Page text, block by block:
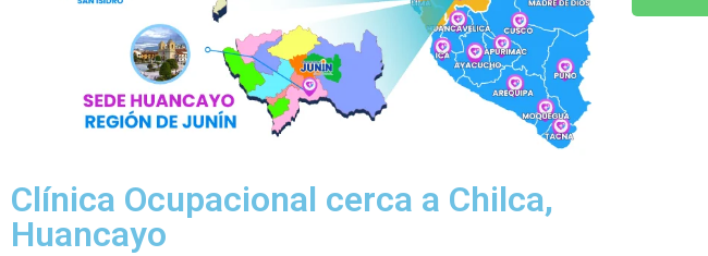
Clínica Ocupacional cerca a Chilca,
Huancayo